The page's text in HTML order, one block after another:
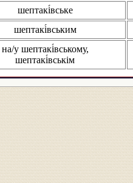
шептакі́вське
шептакі́вським
на/у шептакі́вському,
шептакі́вськім